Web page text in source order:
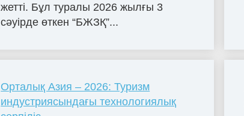
жетті. Бұл туралы 2026 жылғы 3
сәуірде өткен “БЖЗҚ”...
Орталық Азия – 2026: Туризм
индустриясындағы технологиялық